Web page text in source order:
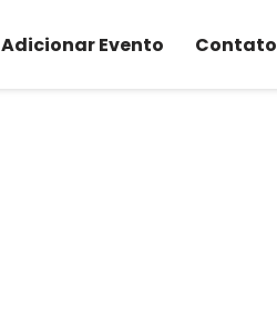
Adicionar Evento Contato